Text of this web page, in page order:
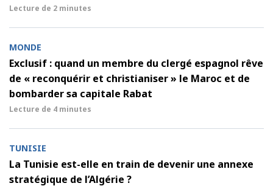
Lecture de 2 minutes
MONDE
Exclusif : quand un membre du clergé espagnol rêve
de « reconquérir et christianiser » le Maroc et de
bombarder sa capitale Rabat
Lecture de 4 minutes
TUNISIE
La Tunisie est-elle en train de devenir une annexe
stratégique de l’Algérie ?